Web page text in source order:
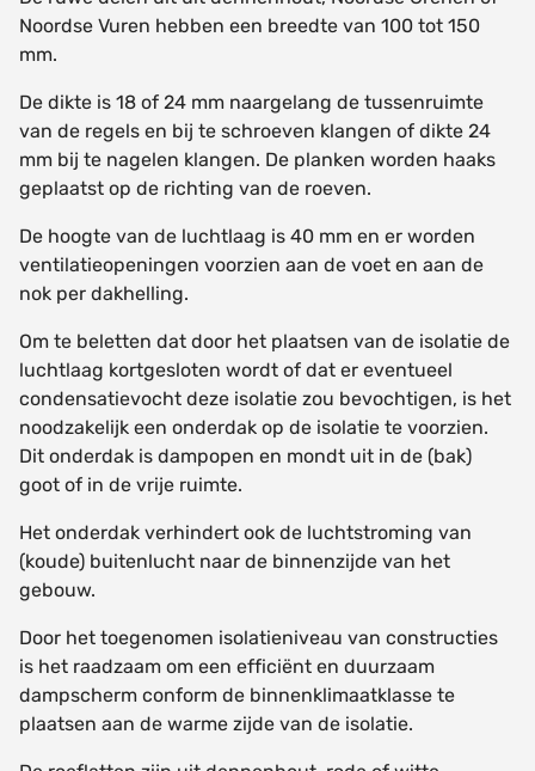
Noordse Vuren hebben een breedte van 100 tot 150
mm.
De dikte is 18 of 24 mm naargelang de tussenruimte
van de regels en bij te schroeven klangen of dikte 24
mm bij te nagelen klangen. De planken worden haaks
geplaatst op de richting van de roeven.
De hoogte van de luchtlaag is 40 mm en er worden
ventilatieopeningen voorzien aan de voet en aan de
nok per dakhelling.
Om te beletten dat door het plaatsen van de isolatie de
luchtlaag kortgesloten wordt of dat er eventueel
condensatievocht deze isolatie zou bevochtigen, is het
noodzakelijk een onderdak op de isolatie te voorzien.
Dit onderdak is dampopen en mondt uit in de (bak)
goot of in de vrije ruimte.
Het onderdak verhindert ook de luchtstroming van
(koude) buitenlucht naar de binnenzijde van het
gebouw.
Door het toegenomen isolatieniveau van constructies
is het raadzaam om een efficiënt en duurzaam
dampscherm conform de binnenklimaatklasse te
plaatsen aan de warme zijde van de isolatie.